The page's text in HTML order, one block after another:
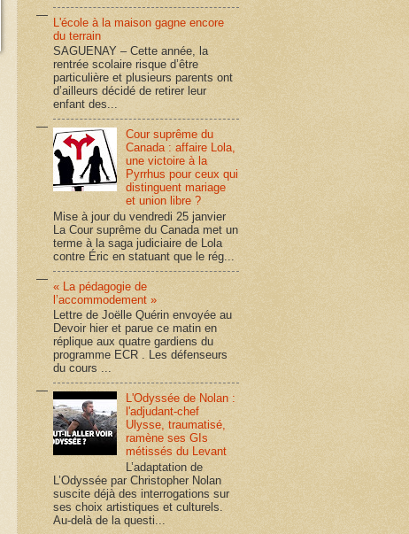
L'école à la maison gagne encore
du terrain
SAGUENAY – Cette année, la
rentrée scolaire risque d’être
particulière et plusieurs parents ont
d’ailleurs décidé de retirer leur
enfant des...
Cour suprême du
Canada : affaire Lola,
une victoire à la
Pyrrhus pour ceux qui
distinguent mariage
et union libre ?
Mise à jour du vendredi 25 janvier
La Cour suprême du Canada met un
terme à la saga judiciaire de Lola
contre Éric en statuant que le rég...
« La pédagogie de
l’accommodement »
Lettre de Joëlle Quérin envoyée au
Devoir hier et parue ce matin en
réplique aux quatre gardiens du
programme ECR . Les défenseurs
du cours ...
L'Odyssée de Nolan :
l'adjudant-chef
Ulysse, traumatisé,
ramène ses GIs
métissés du Levant
L’adaptation de
L’Odyssée par Christopher Nolan
suscite déjà des interrogations sur
ses choix artistiques et culturels.
Au-delà de la questi...